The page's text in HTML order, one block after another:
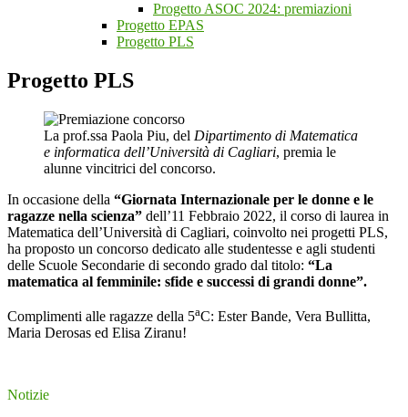
Progetto ASOC 2024: premiazioni
Progetto EPAS
Progetto PLS
Progetto PLS
La prof.ssa Paola Piu, del Dipartimento di Matematica
e informatica dell’Università di Cagliari, premia le
alunne vincitrici del concorso.
In occasione della “Giornata Internazionale per le donne e le
ragazze nella scienza” dell’11 Febbraio 2022, il corso di laurea in
Matematica dell’Università di Cagliari, coinvolto nei progetti PLS,
ha proposto un concorso dedicato alle studentesse e agli studenti
delle Scuole Secondarie di secondo grado dal titolo: “La
matematica al femminile: sfide e successi di grandi donne”.
Complimenti alle ragazze della 5aC: Ester Bande, Vera Bullitta,
Maria Derosas ed Elisa Ziranu!
Notizie